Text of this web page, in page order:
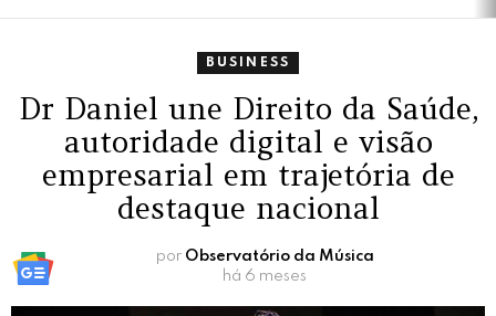
BUSINESS
Dr Daniel une Direito da Saúde,
autoridade digital e visão
empresarial em trajetória de
destaque nacional
por Observatório da Música
há 6 meses